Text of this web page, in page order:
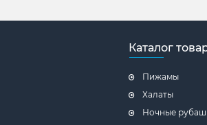
Каталог
Пижамы
Халаты
Ночные